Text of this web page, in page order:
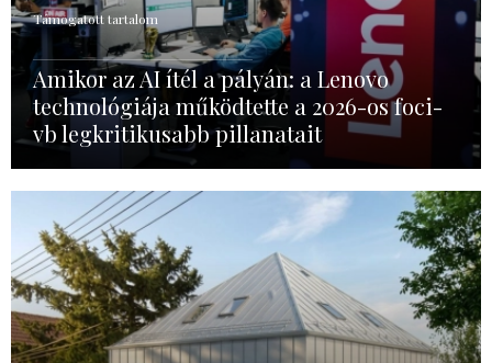
Támogatott tartalom
Amikor az AI ítél a pályán: a Lenovo
technológiája működtette a 2026-os foci-
vb legkritikusabb pillanatait